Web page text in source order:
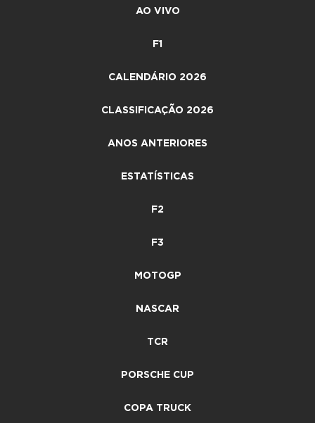
AO VIVO
F1
CALENDÁRIO 2026
CLASSIFICAÇÃO 2026
ANOS ANTERIORES
ESTATÍSTICAS
F2
F3
MOTOGP
NASCAR
TCR
PORSCHE CUP
COPA TRUCK